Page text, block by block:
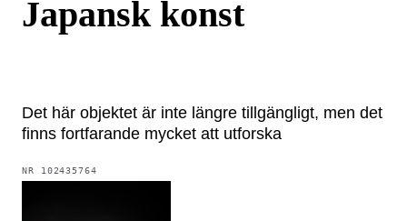
Japansk konst
Det här objektet är inte längre tillgängligt, men det
finns fortfarande mycket att utforska
NR 102435764